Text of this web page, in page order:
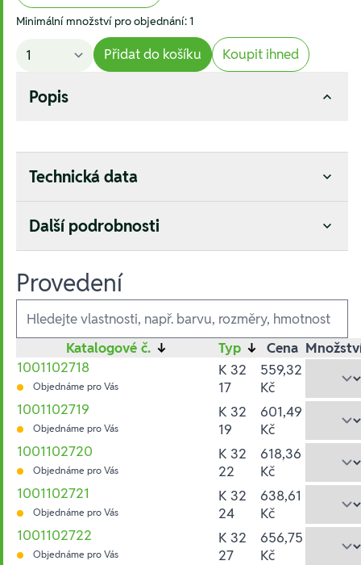
Minimální množství pro objednání: 1
Přidat do košíku Koupit ihned
Popis
Technická data
Další podrobnosti
Provedení
Ausführungen
Katalogové č. ↓ Typ ↓ Cena
1001102718
Objednáme pro Vás
K 32
17
559,32
Kč
1001102719
Objednáme pro Vás
K 32
19
601,49
Kč
1001102720
Objednáme pro Vás
K 32
22
618,36
Kč
1001102721
Objednáme pro Vás
K 32
24
638,61
Kč
1001102722
Objednáme pro Vás
K 32
27
656,75
Kč